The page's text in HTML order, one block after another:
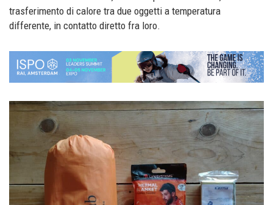
trasferimento di calore tra due oggetti a temperatura
differente, in contatto diretto fra loro.